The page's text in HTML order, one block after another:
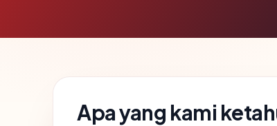
Apa yang kami